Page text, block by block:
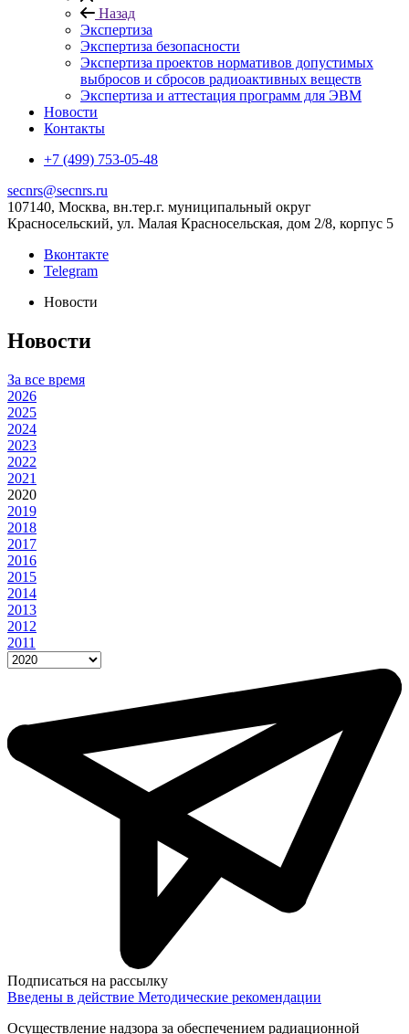
Назад
Экспертиза
Экспертиза безопасности
Экспертиза проектов нормативов допустимых
выбросов и сбросов радиоактивных веществ
Экспертиза и аттестация программ для ЭВМ
Новости
Контакты
+7 (499) 753-05-48
secnrs@secnrs.ru
107140, Москва, вн.тер.г. муниципальный округ
Красносельский, ул. Малая Красносельская, дом 2/8, корпус 5
Вконтакте
Telegram
Новости
Новости
За все время
2026
2025
2024
2023
2022
2021
2020
2019
2018
2017
2016
2015
2014
2013
2012
2011
Подписаться на рассылку
Введены в действие Методические рекомендации
Осуществление надзора за обеспечением радиационной